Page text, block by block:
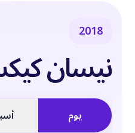
2018
نيسان
يوم